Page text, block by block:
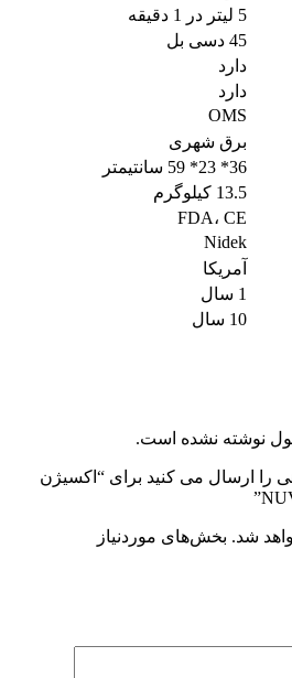
5 لیتر در 1 دقیقه
45 دسی بل
دارد
دارد
OMS
برق شهری
36* 23* 59 سانتیمتر
13.5 کیلوگرم
FDA، CE
Nidek
آمریکا
1 سال
10 سال
نوشته نشده است.
را ارسال می کنید برای “اکسیژن
شد. بخش‌های موردنیاز